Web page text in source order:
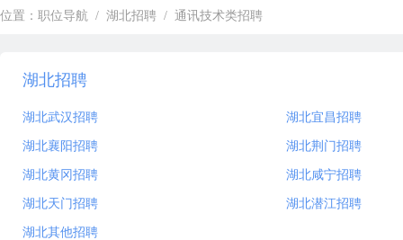
位置： 职位导航 / 湖北招聘 / 通讯技术类招聘
湖北招聘
湖北武汉招聘 湖北宜昌招聘
湖北襄阳招聘 湖北荆门招聘
湖北黄冈招聘 湖北咸宁招聘
湖北天门招聘 湖北潜江招聘
湖北其他招聘